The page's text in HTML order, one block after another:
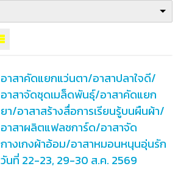
อาสาคัดแยกแว่นตา/อาสาปลาใจดี/
อาสาจัดชุดเมล็ดพันธุ์/อาสาคัดแยก
ยา/อาสาสร้างสื่อการเรียนรู้บนผืนผ้า/
อาสาผลิตแฟลชการ์ด/อาสาจัด
กางเกงผ้าอ้อม/อาสาหมอนหนุนอุ่นรัก
วันที่ 22-23, 29-30 ส.ค. 2569